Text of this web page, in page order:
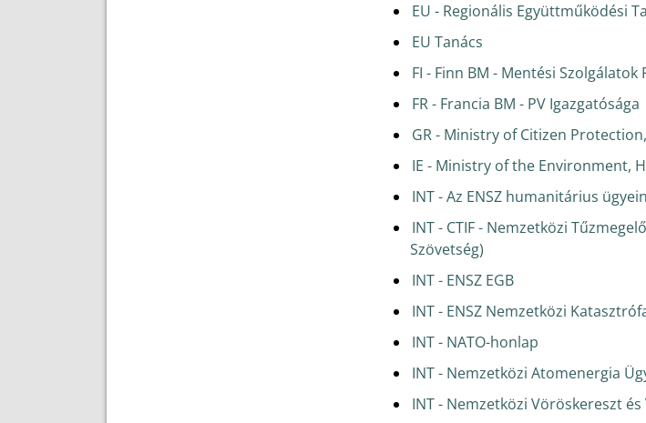
EU - Regionális Együttműködési
EU Tanács
FI - Finn BM - Mentési Szolgálatok
FR - Francia BM - PV Igazgatósága
GR - Ministry of Citizen
IE - Ministry of the Environment,
INT - Az ENSZ humanitárius
INT - CTIF - Nemzetközi
Szövetség)
INT - ENSZ EGB
INT - ENSZ Nemzetközi
INT - NATO-honlap
INT - Nemzetközi Atomenergia
INT - Nemzetközi Vöröskereszt